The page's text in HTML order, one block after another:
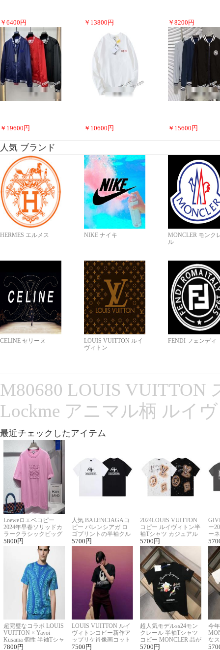
￥ 6400 円 ￥ 13800 円 ￥ 8200 円
￥ 19600 円 ￥ 10600 円 ￥ 15600 円
人気 ブランド
HERMES エルメス NIKE ナイキ
MONCLER モンク
ル
CELINE セリーヌ
LOUIS VUITTON ルイ
ヴィトン
FENDI フェンディ
M80680 LOUIS VUITTON
Lockme アニマル柄 ルイ
最近チェックしたアイテム
Loeweロエベコピー
2024年早春ソリッドカ
ラークラシックビッグ
ロゴ刺繍Tシャツ
5800 円
人気 BALENCIAGAコ
ピー バレンシアガ ロ
ゴプリントの半袖クル
ーネックTシャツ
5700 円
2024LOUIS VUITTON
コピー ルイヴィトン半
袖Tシャツ カジュアル
に馴染む 2色展開
5700 円
ー
ー
ー
超完璧なコラボ LOUIS
VUITTON × Yayoi
Kusama 個性 半袖Tシャ
ツコピー男女兼用
7800 円
LOUIS VUITTON ルイ
ヴィトンコピー新作ア
ップリケ肖像画コット
ンニット半袖Tシャツ
7500 円
超人気モデルss24モン
クレール 半袖Tシャツ
コピー MONCLER 品が
良く見た目
5700 円
今
な
ル